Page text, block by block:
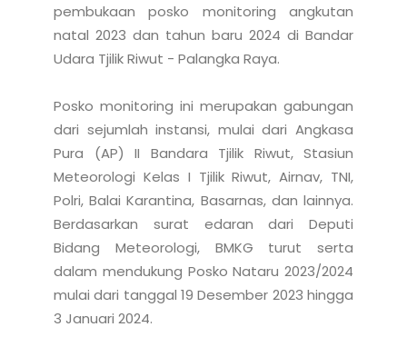
pembukaan posko monitoring angkutan
natal 2023 dan tahun baru 2024 di Bandar
Udara Tjilik Riwut - Palangka Raya.
Posko monitoring ini merupakan gabungan
dari sejumlah instansi, mulai dari Angkasa
Pura (AP) II Bandara Tjilik Riwut, Stasiun
Meteorologi Kelas I Tjilik Riwut, Airnav, TNI,
Polri, Balai Karantina, Basarnas, dan lainnya.
Berdasarkan surat edaran dari Deputi
Bidang Meteorologi, BMKG turut serta
dalam mendukung Posko Nataru 2023/2024
mulai dari tanggal 19 Desember 2023 hingga
3 Januari 2024.